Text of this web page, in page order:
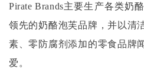
Pirate Brands主要生产各类奶
领先的奶酪泡芙品牌，并以清
素、零防腐剂添加的零食品牌
爱。